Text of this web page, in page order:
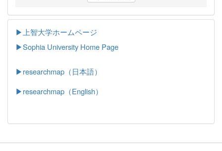
▶上智大学ホームページ
▶Sophia University Home Page
▶researchmap（日本語）
▶researchmap（English）